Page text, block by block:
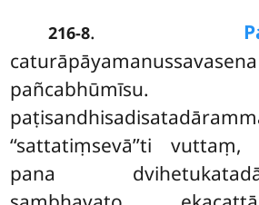
216-8.
caturāpāyamanussavasena
pañcabhūmīsu.
‘‘sattatiṃsevā’’ti
pana